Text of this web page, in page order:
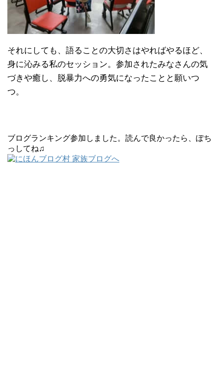
それにしても、語ることの大切さはやればやるほど、
身に沁みる私のセッション。参加されたみなさんの気
づきや癒し、脱暴力への勇気になったことと願いつ
つ。
ブログランキング参加しました。読んで良かったら、ぽち
っしてね♫